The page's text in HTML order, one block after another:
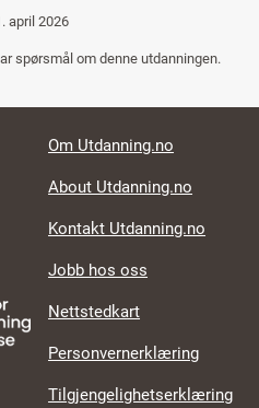
april 2026
spørsmål om denne utdanningen.
Footer links
Om Utdanning.no
About Utdanning.no
Kontakt Utdanning.no
Jobb hos oss
Nettstedkart
Personvernerklæring
Tilgjengelighetserklæring